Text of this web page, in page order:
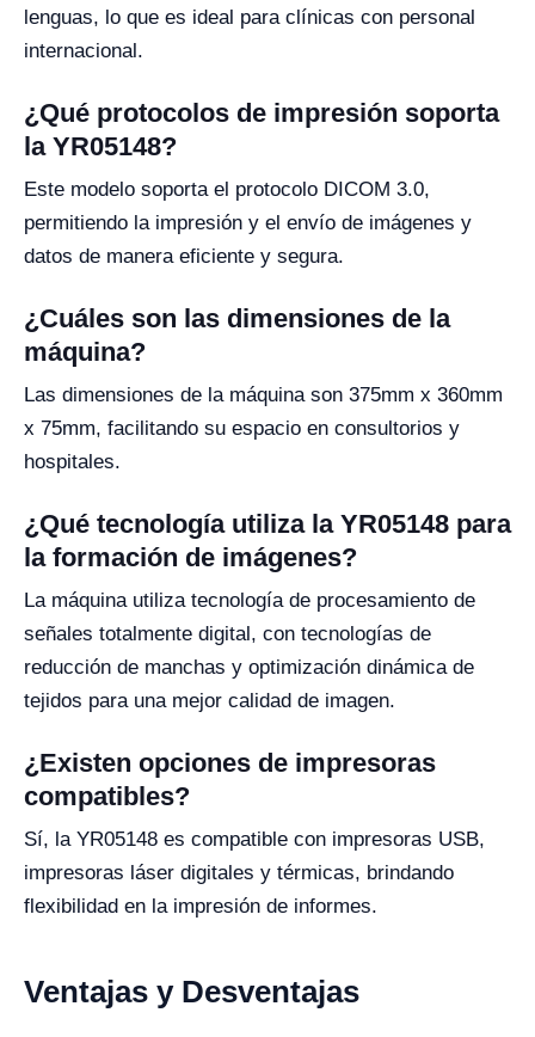
lenguas, lo que es ideal para clínicas con personal
internacional.
¿Qué protocolos de impresión soporta
la YR05148?
Este modelo soporta el protocolo DICOM 3.0,
permitiendo la impresión y el envío de imágenes y
datos de manera eficiente y segura.
¿Cuáles son las dimensiones de la
máquina?
Las dimensiones de la máquina son 375mm x 360mm
x 75mm, facilitando su espacio en consultorios y
hospitales.
¿Qué tecnología utiliza la YR05148 para
la formación de imágenes?
La máquina utiliza tecnología de procesamiento de
señales totalmente digital, con tecnologías de
reducción de manchas y optimización dinámica de
tejidos para una mejor calidad de imagen.
¿Existen opciones de impresoras
compatibles?
Sí, la YR05148 es compatible con impresoras USB,
impresoras láser digitales y térmicas, brindando
flexibilidad en la impresión de informes.
Ventajas y Desventajas